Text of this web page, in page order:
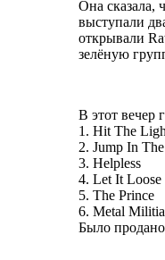
Она сказала,
выступали
открывали
зелёную
В этот вечер
1. Hit The
2. Jump In
3. Helpless
4. Let It Loose
5. The Prince
6. Metal
Было